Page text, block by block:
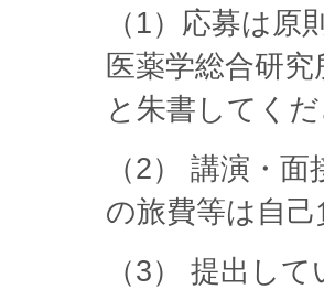
（1）応募は
医薬学総合研
と朱書してく
（2） 講演・
の旅費等は自
（3） 提出し